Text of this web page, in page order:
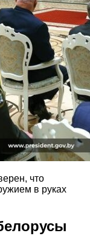
что
в руках